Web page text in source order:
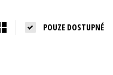
POUZE DOSTUPNÉ